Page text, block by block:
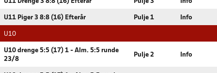
U11 Piger 3 8:8 (16) Efterår Pulje 1 Info
U10
U10 drenge 5:5 (17) 1 - Alm. 5:5 runde
23/8
Pulje 2 Info